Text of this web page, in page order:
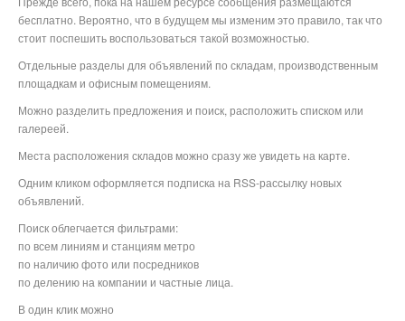
бесплатно. Вероятно, что в будущем мы изменим это правило, так что
стоит поспешить воспользоваться такой возможностью.
Отдельные разделы для объявлений по складам, производственным
площадкам и офисным помещениям.
Можно разделить предложения и поиск, расположить списком или
галереей.
Места расположения складов можно сразу же увидеть на карте.
Одним кликом оформляется подписка на RSS-рассылку новых
объявлений.
Поиск облегчается фильтрами:
по всем линиям и станциям метро
по наличию фото или посредников
по делению на компании и частные лица.
В один клик можно